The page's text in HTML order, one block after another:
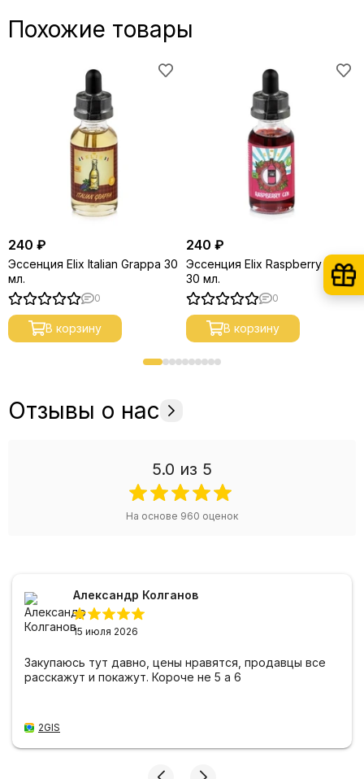
Похожие товары
240 ₽
Эссенция Elix Italian Grappa 30
мл.
0
В корзину
240 ₽
Эссенция Elix Raspberry Gin,
30 мл.
0
В корзину
Отзывы о нас
5.0 из 5
На основе 960 оценок
Александр Колганов
15 июля 2026
Закупаюсь тут давно, цены нравятся, продавцы все
расскажут и покажут. Короче не 5 а 6
2GIS